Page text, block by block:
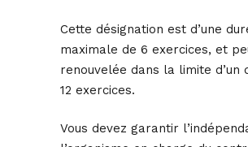
Cette désignation est d’une
maximale de 6 exercices, et
renouvelée dans la limite d’un
12 exercices.
Vous devez garantir